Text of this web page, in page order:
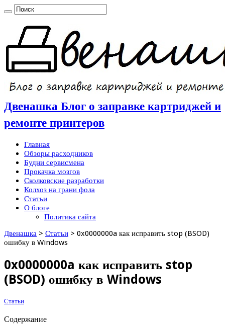
Двенашка Блог о заправке картриджей и
ремонте принтеров
Главная
Обзоры расходников
Будни сервисмена
Прокачка мозгов
Сколковские разработки
Колхоз на грани фола
Статьи
О блоге
Политика сайта
Двенашка > Статьи > 0x0000000a как исправить stop (BSOD)
ошибку в Windows
0x0000000a как исправить stop
(BSOD) ошибку в Windows
Статьи
Содержание